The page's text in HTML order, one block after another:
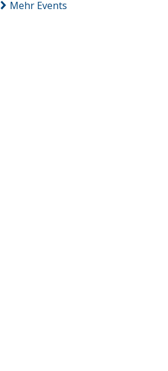
Mehr Events